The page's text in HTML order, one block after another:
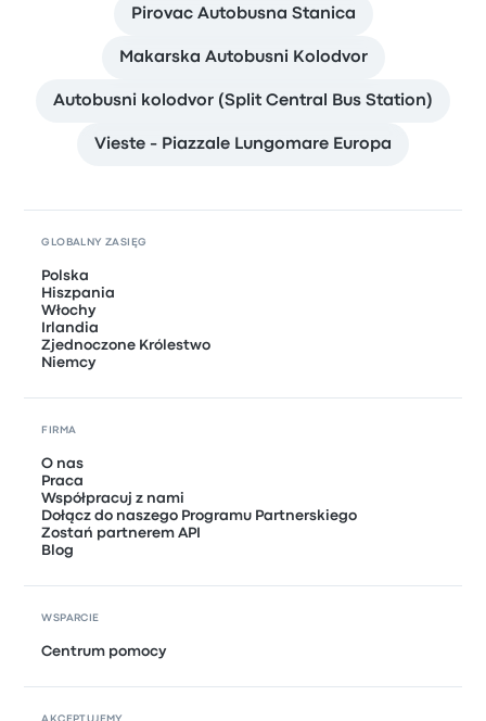
Pirovac Autobusna Stanica
Makarska Autobusni Kolodvor
Autobusni kolodvor (Split Central Bus Station)
Vieste - Piazzale Lungomare Europa
GLOBALNY ZASIĘG
Polska
Hiszpania
Włochy
Irlandia
Zjednoczone Królestwo
Niemcy
FIRMA
O nas
Praca
Współpracuj z nami
Dołącz do naszego Programu Partnerskiego
Zostań partnerem API
Blog
WSPARCIE
Centrum pomocy